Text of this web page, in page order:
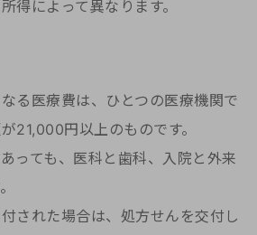
得によって異なります。
る医療費は、ひとつの医療機関で
21,000円以上のものです。
っても、医科と歯科、入院と外来
された場合は、処方せんを交付し